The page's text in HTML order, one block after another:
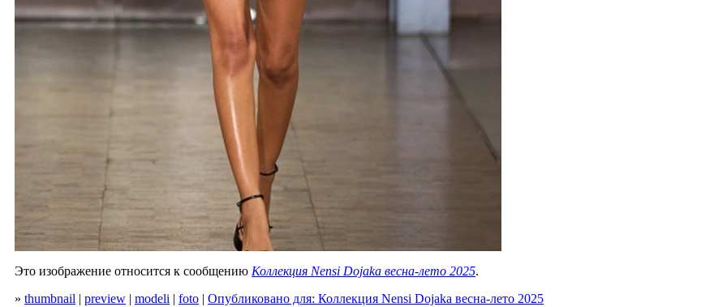
Это изображение относится к сообщению Коллекция Nensi Dojaka весна-лето 2025.
» thumbnail | preview | modeli | foto | Опубликовано для: Коллекция Nensi Dojaka весна-лето 2025